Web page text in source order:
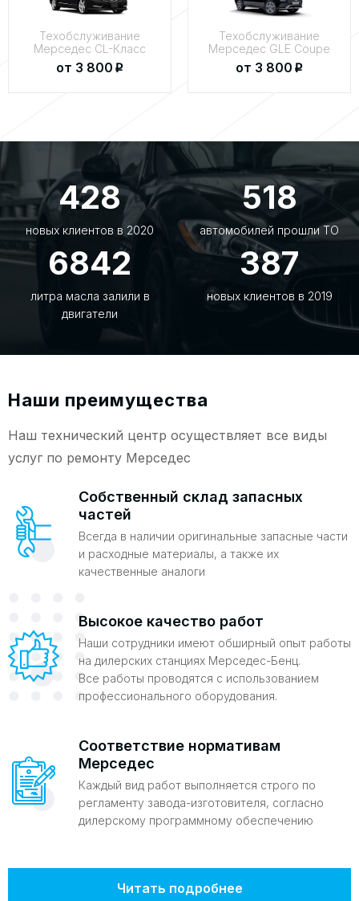
Техобслуживание
Мерседес CL-Класс
от 3 800 p
Техобслуживание
Мерседес GLE Coupe
от 3 800 p
428
новых клиентов в 2020
518
автомобилей прошли ТО
6842
литра масла залили в
двигатели
387
новых клиентов в 2019
Наши преимущества
Наш технический центр осуществляет все виды
услуг по ремонту Мерседес
Собственный склад запасных
частей
Всегда в наличии оригинальные запасные части
и расходные материалы, а также их
качественные аналоги
Высокое качество работ
Наши сотрудники имеют обширный опыт работы
на дилерских станциях Мерседес-Бенц.
Все работы проводятся с использованием
профессионального оборудования.
Соответствие нормативам
Мерседес
Каждый вид работ выполняется строго по
регламенту завода-изготовителя, согласно
дилерскому программному обеспечению
Читать подробнее